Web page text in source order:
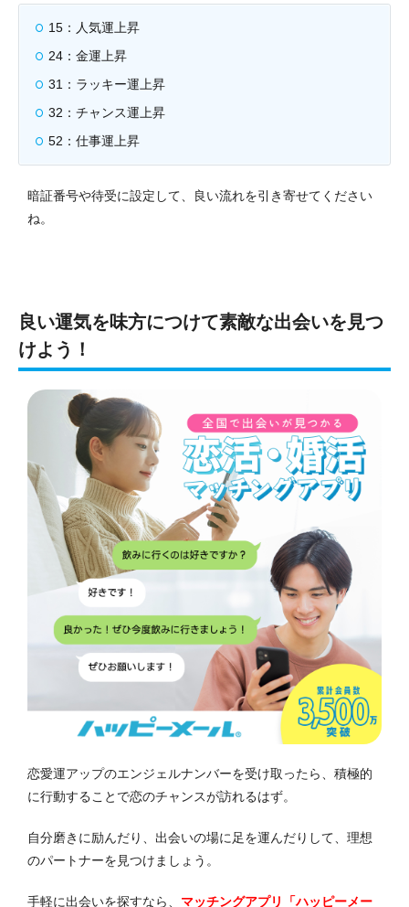
15：人気運上昇
24：金運上昇
31：ラッキー運上昇
32：チャンス運上昇
52：仕事運上昇
暗証番号や待受に設定して、良い流れを引き寄せてください
ね。
良い運気を味方につけて素敵な出会いを見つ
けよう！
恋愛運アップのエンジェルナンバーを受け取ったら、積極的
に行動することで恋のチャンスが訪れるはず。
自分磨きに励んだり、出会いの場に足を運んだりして、理想
のパートナーを見つけましょう。
手軽に出会いを探すなら、 マッチングアプリ「ハッピーメー